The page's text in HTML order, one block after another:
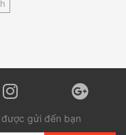
gửi đến bạn